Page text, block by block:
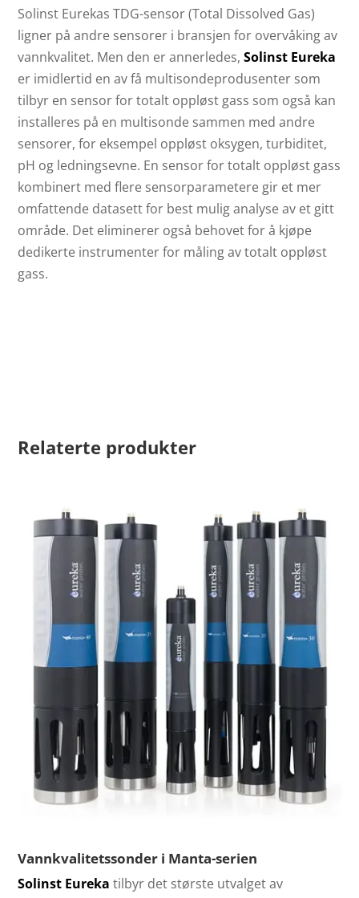
Solinst Eurekas TDG-sensor (Total Dissolved Gas)
ligner på andre sensorer i bransjen for overvåking av
vannkvalitet. Men den er annerledes,Solinst Eureka
er imidlertid en av få multisondeprodusenter som
tilbyr en sensor for totalt oppløst gass som også kan
installeres på en multisonde sammen med andre
sensorer, for eksempel oppløst oksygen, turbiditet,
pH og ledningsevne. En sensor for totalt oppløst gass
kombinert med flere sensorparametere gir et mer
omfattende datasett for best mulig analyse av et gitt
område. Det eliminerer også behovet for å kjøpe
dedikerte instrumenter for måling av totalt oppløst
gass.
Relaterte produkter
Vannkvalitetssonder i Manta-serien
Solinst Eureka tilbyr det største utvalget av